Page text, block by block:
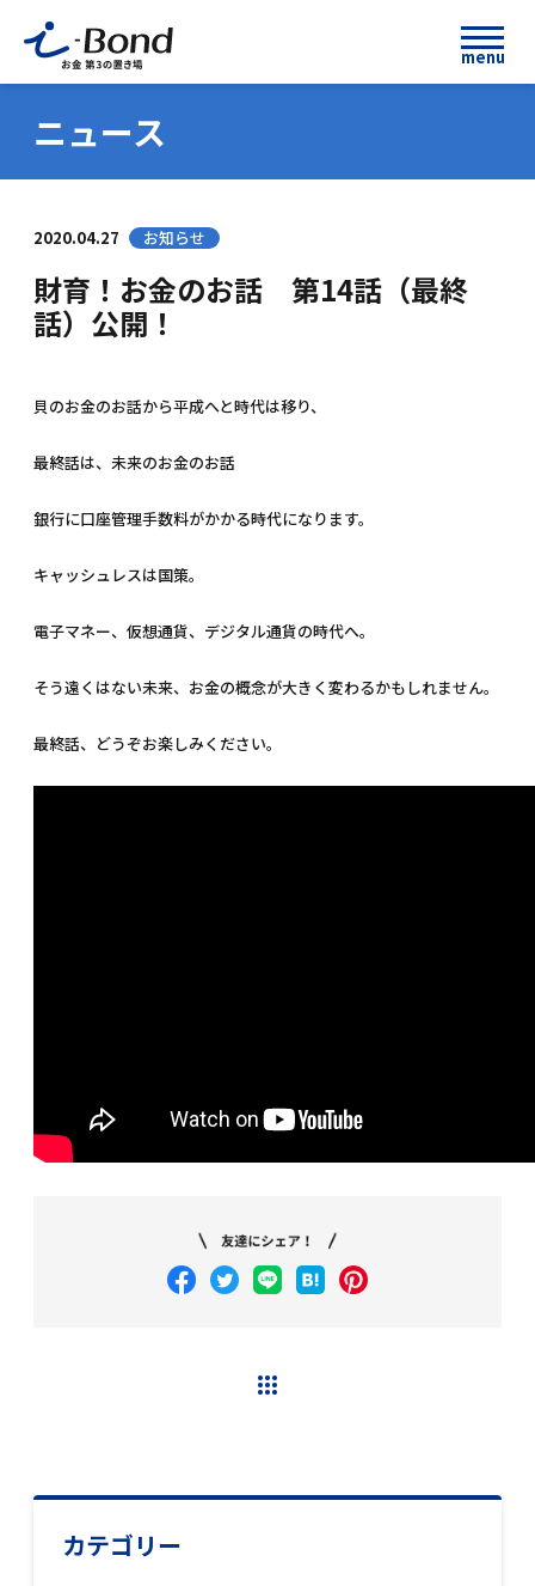
menu
ニュース
2020.04.27 お知らせ
財育！お金のお話 第14話（最終
話）公開！
貝のお金のお話から平成へと時代は移り、
最終話は、未来のお金のお話
銀行に口座管理手数料がかかる時代になります。
キャッシュレスは国策。
電子マネー、仮想通貨、デジタル通貨の時代へ。
そう遠くはない未来、お金の概念が大きく変わるかもしれません。
最終話、どうぞお楽しみください。
カテゴリー